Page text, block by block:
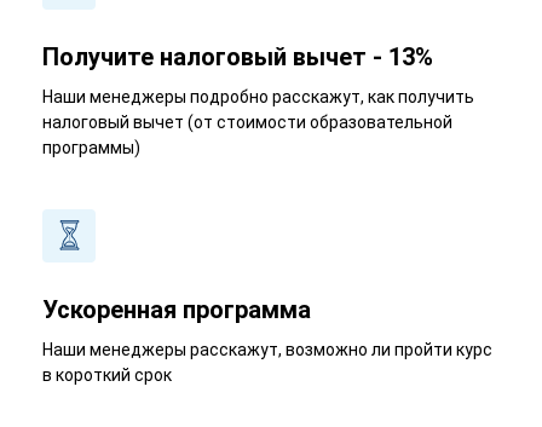
Получите налоговый вычет - 13%
Наши менеджеры подробно расскажут, как получить
налоговый вычет (от стоимости образовательной
программы)
Ускоренная программа
Наши менеджеры расскажут, возможно ли пройти курс
в короткий срок